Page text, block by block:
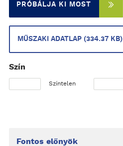
PRÓBÁLJA KI MOST
MŰSZAKI ADATLAP (334.37 KB)
Szín
Színtelen
Fontos előnyök